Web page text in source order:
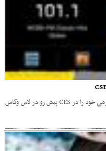
هیوندای تصمیم دارد نسل بعدی سیستم سرگرمی خود را در CES پیش رو در لاس وگاس